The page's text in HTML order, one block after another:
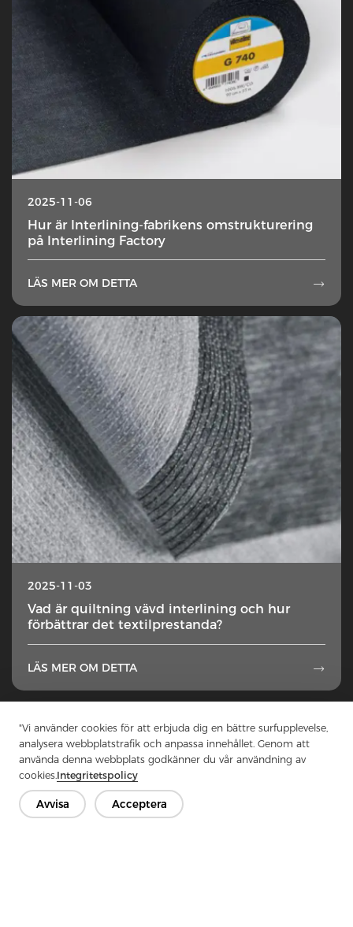
"Vi använder cookies för att erbjuda dig en bättre surfupplevelse,
analysera webbplatstrafik och anpassa innehållet. Genom att
använda denna webbplats godkänner du vår användning av
cookies.Integritetspolicy
Avvisa Acceptera
2025-11-06
Hur är Interlining-fabrikens omstrukturering
på Interlining Factory
LÄS MER OM DETTA 
2025-11-03
Vad är quiltning vävd interlining och hur
förbättrar det textilprestanda?
LÄS MER OM DETTA 
1 5 ... 50
Kontakta oss